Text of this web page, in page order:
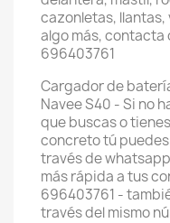
cazonletas, llantas,
algo más,
696403761
Cargador de
Navee S40 - Si no
que buscas o
concreto tú
través de
más rápida a tus
696403761 -
través del mismo